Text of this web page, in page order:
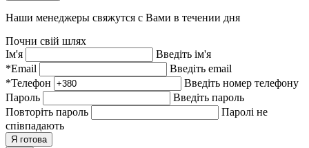
Наши менеджеры свяжутся с Вами в течении дня
Почни свій шлях
Ім'я
Введіть ім'я
*Email
Введіть email
*Телефон
Введіть номер телефону
Пароль
Введіть пароль
Повторіть пароль
Паролі не
співпадають
Я готова